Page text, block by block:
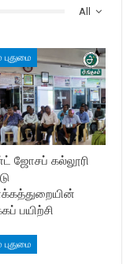
All
ஜோசப் கல்லூரி
பயிற்சி